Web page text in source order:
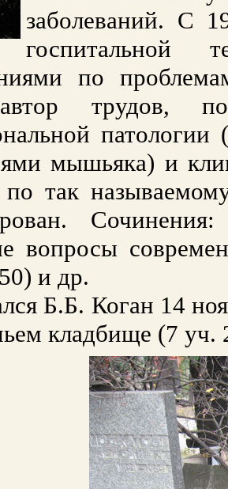
заболеваний. С
по
трудов,
мышьяка) и
по так
вопросы
и др.
Б.Б. Коган 14
кладбище (7 уч.